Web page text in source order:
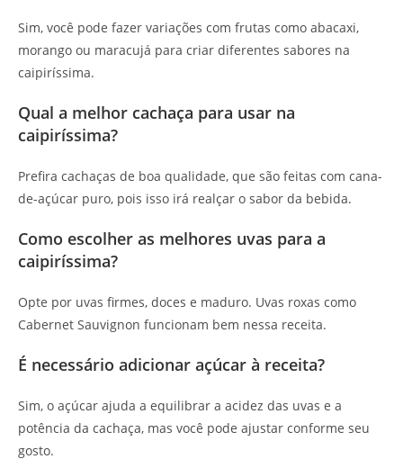
Sim, você pode fazer variações com frutas como abacaxi,
morango ou maracujá para criar diferentes sabores na
caipiríssima.
Qual a melhor cachaça para usar na
caipiríssima?
Prefira cachaças de boa qualidade, que são feitas com cana-
de-açúcar puro, pois isso irá realçar o sabor da bebida.
Como escolher as melhores uvas para a
caipiríssima?
Opte por uvas firmes, doces e maduro. Uvas roxas como
Cabernet Sauvignon funcionam bem nessa receita.
É necessário adicionar açúcar à receita?
Sim, o açúcar ajuda a equilibrar a acidez das uvas e a
potência da cachaça, mas você pode ajustar conforme seu
gosto.